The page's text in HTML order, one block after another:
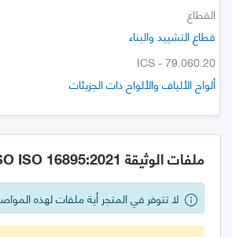
القطاع
قطاع التشييد والبناء
ICS - 79.060.20
ألواح الألياف والألواح ذات الجزيئات
ملفات الوثيقة GSO ISO 16895:2021
لا تتوفر في المتجر أية ملفات لهذه